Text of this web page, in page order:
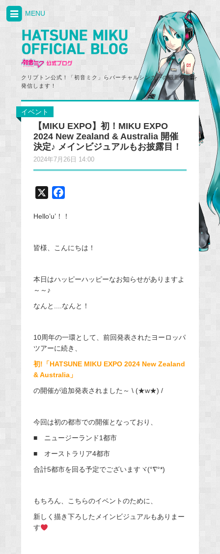
クリプトン公式！「初音ミク」らバーチャルシンガーの最新情報を
発信します！
MENU
イベント
【MIKU EXPO】初！MIKU EXPO
2024 New Zealand & Australia 開催
決定♪ メインビジュアルもお披露目！
2024年7月26日 14:00
c
b
k
Hello’u’！！
皆様、こんにちは！
本日はハッピーハッピーなお知らせがありますよ
～～♪
なんと....なんと！
10周年の一環として、前回発表されたヨーロッパ
ツアーに続き、
初!「HATSUNE MIKU EXPO 2024 New Zealand
& Australia」
の開催が追加発表されました～ \ (★w★) /
今回は初の都市での開催となっており、
■ ニュージーランド1都市
■ オーストラリア4都市
合計5都市を回る予定でございますヾ(°∇°*)
もちろん、こちらのイベントのために、
新しく描き下ろしたメインビジュアルもありまー
す